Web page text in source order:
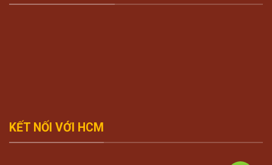
KẾT NỐI VỚI HCM